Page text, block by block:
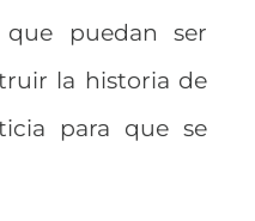
que puedan ser
la historia de
para que se